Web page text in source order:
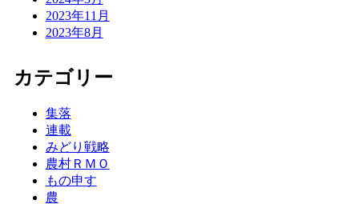
2023年11月
2023年8月
カテゴリー
集落
連載
みどり戦略
農村ＲＭＯ
もの申す
農